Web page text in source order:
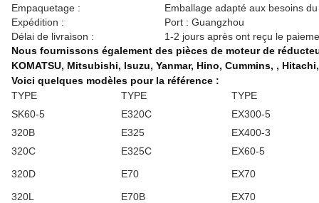
Empaquetage :
Emballage adapté aux besoins
Expédition :
Port : Guangzhou
Délai de livraison :
1-2 jours après ont reçu le
Nous fournissons également des pièces de moteur de
KOMATSU, Mitsubishi, Isuzu, Yanmar, Hino, Cummins, ,
Voici quelques modèles pour la référence :
TYPE
TYPE
TYPE
SK60-5
E320C
EX300-5
320B
E325
EX400-3
320C
E325C
EX60-5
320D
E70
EX70
320L
E70B
EX70